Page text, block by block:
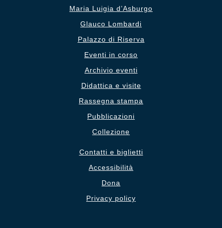
Maria Luigia d’Asburgo
Glauco Lombardi
Palazzo di Riserva
Eventi in corso
Archivio eventi
Didattica e visite
Rassegna stampa
Pubblicazioni
Collezione
Contatti e biglietti
Accessibilità
Dona
Privacy policy